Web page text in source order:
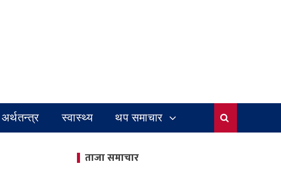
अर्थतन्त्र स्वास्थ्य थप समाचार
ताजा समाचार